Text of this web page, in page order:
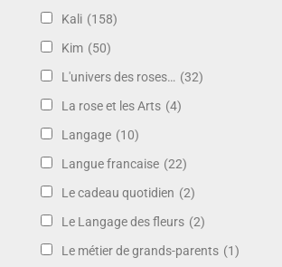
Kali (158)
Kim (50)
L'univers des roses… (32)
La rose et les Arts (4)
Langage (10)
Langue francaise (22)
Le cadeau quotidien (2)
Le Langage des fleurs (2)
Le métier de grands-parents (1)